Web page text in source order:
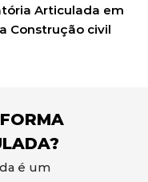
Articulada em
Construção civil
é um